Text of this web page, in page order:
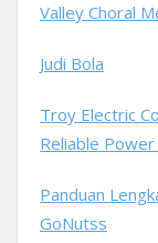
Valley Choral
Judi Bola
Troy Electric
Reliable
Panduan
GoNutss